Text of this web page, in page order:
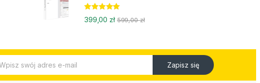
Oceniony
5.00na 5.
399,00 zł 599,00zł
Zapisz się